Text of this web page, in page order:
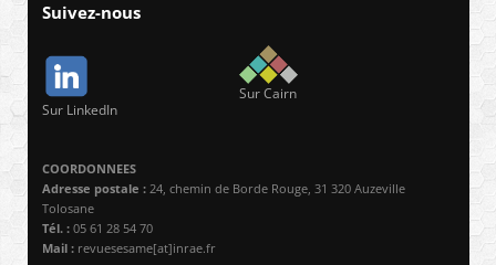
Suivez-nous
Sur LinkedIn
Sur Cairn
COORDONNEES
Adresse postale : 24, chemin de Borde Rouge, 31 320 Auzeville
Tolosane
Tél. : 05 61 28 54 70
Mail : revuesesame[at]inrae.fr